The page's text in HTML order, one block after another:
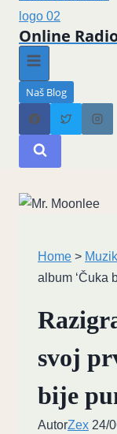
Online
Naš Blog
Home >
album ‘Čuka
svoj
bije
AutorZex 24/